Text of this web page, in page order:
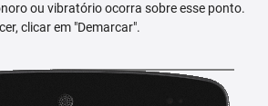
ou vibratório ocorra sobre esse ponto.
clicar em "Demarcar".